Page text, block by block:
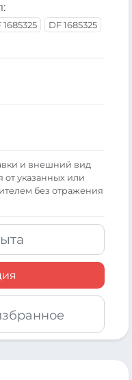
1685325
DF 1685325
и внешний вид
от указанных или
без отражения